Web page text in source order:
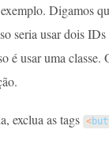
Digamos
seria usar dois
é usar uma classe.
exclua as tags <